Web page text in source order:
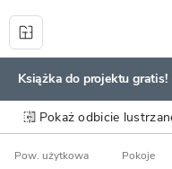
Książka do projektu gratis!
Pokaż odbicie
Pow. użytkowa Pokoje